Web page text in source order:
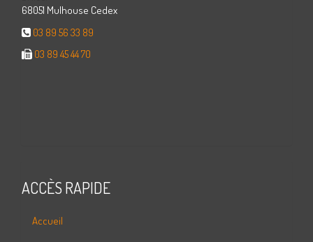
68051 Mulhouse Cedex
03 89 56 33 89
03 89 45 44 70
ACCÈS RAPIDE
Accueil